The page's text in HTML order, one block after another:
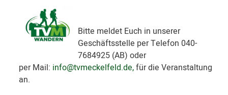
Bitte meldet Euch in unserer
Geschäftsstelle per Telefon 040-
7684925 (AB) oder
per Mail: info@tvmeckelfeld.de,für die Veranstaltung
an.